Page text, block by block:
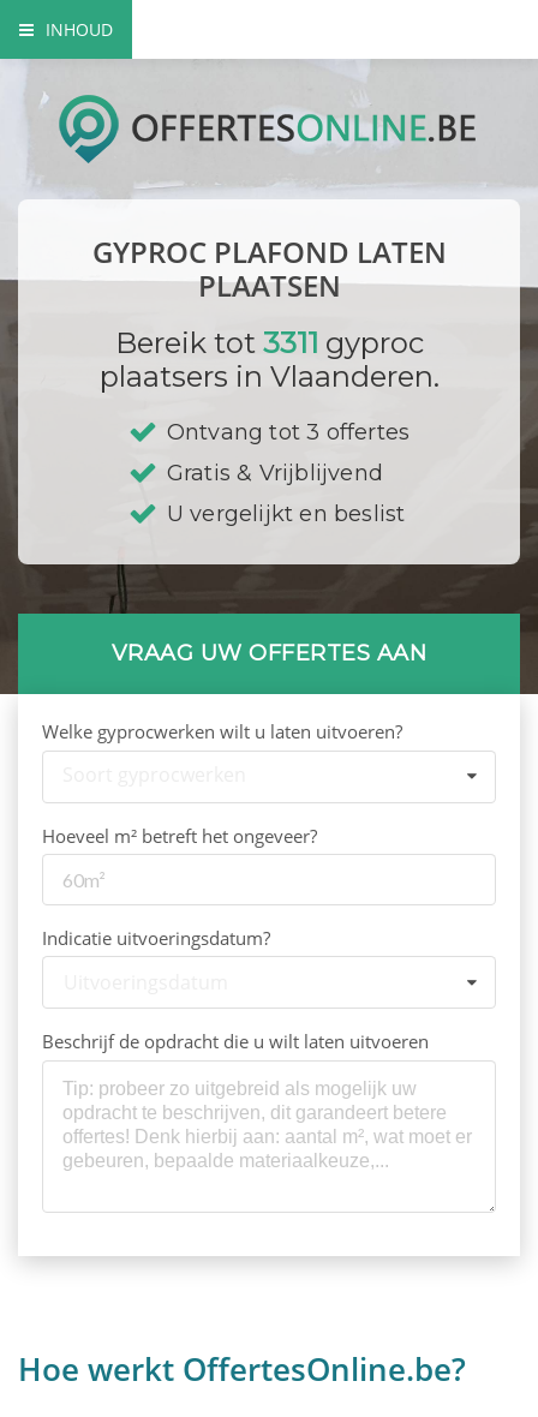
INHOUD
Waarom kiezen voor een vakman?
Mogelijke soorten plafonds
Hoe gaat een gyproc plaatser te werk?
Gyproc isolerenGYPROC PLAFOND LATEN
PLAATSEN
Bereik tot 3311 gyproc
plaatsers in Vlaanderen.
Ontvang tot 3 offertes
Gratis & Vrijblijvend
U vergelijkt en beslist
VRAAG UW OFFERTES AAN
Welke gyprocwerken wilt u laten uitvoeren?
Hoeveel m² betreft het ongeveer?
Indicatie uitvoeringsdatum?
Beschrijf de opdracht die u wilt laten uitvoeren
Hoe werkt OffertesOnline.be?